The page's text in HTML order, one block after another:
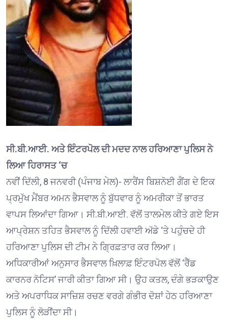
ਸੀ.ਬੀ.ਆਈ. ਅਤੇ ਇੰਟਰਪੋਲ ਦੀ ਮਦਦ ਨਾਲ ਹਰਿਆਣਾ ਪੁਲਿਸ ਨੇ
ਲਿਆ ਹਿਰਾਸਤ ‘ਚ
ਨਵੀਂ ਦਿੱਲੀ, 8 ਜਨਵਰੀ (ਪੰਜਾਬ ਮੇਲ)- ਲਾਰੈਂਸ ਬਿਸ਼ਨੋਈ ਗੈਂਗ ਦੇ ਇਕ
ਪ੍ਰਮੁੱਖ ਮੈਂਬਰ ਅਮਨ ਭੈਸਵਾਲ ਨੂੰ ਬੁੱਧਵਾਰ ਨੂੰ ਅਮਰੀਕਾ ਤੋਂ ਭਾਰਤ
ਵਾਪਸ ਲਿਆਂਦਾ ਗਿਆ। ਸੀ.ਬੀ.ਆਈ. ਵੱਲੋਂ ਤਾਲਮੇਲ ਕੀਤੇ ਗਏ ਇਸ
ਆਪ੍ਰੇਸ਼ਨ ਤਹਿਤ ਭੈਸਵਾਲ ਨੂੰ ਦਿੱਲੀ ਹਵਾਈ ਅੱਡੇ ‘ਤੇ ਪਹੁੰਚਦੇ ਹੀ
ਹਰਿਆਣਾ ਪੁਲਿਸ ਦੀ ਟੀਮ ਨੇ ਗ੍ਰਿਫ਼ਤਾਰ ਕਰ ਲਿਆ।
ਅਧਿਕਾਰੀਆਂ ਅਨੁਸਾਰ ਭੈਸਵਾਲ ਖ਼ਿਲਾਫ਼ ਇੰਟਰਪੋਲ ਵੱਲੋਂ ‘ਰੈੱਡ
ਕਾਰਨਰ ਨੋਟਿਸ’ ਜਾਰੀ ਕੀਤਾ ਗਿਆ ਸੀ। ਉਹ ਕਤਲ, ਦੰਗੇ ਭੜਕਾਉਣ
ਅਤੇ ਅਪਰਾਧਿਕ ਸਾਜ਼ਿਸ਼ ਰਚਣ ਵਰਗੇ ਗੰਭੀਰ ਦੋਸ਼ਾਂ ਹੇਠ ਹਰਿਆਣਾ
ਪੁਲਿਸ ਨੂੰ ਲੋੜੀਂਦਾ ਸੀ।